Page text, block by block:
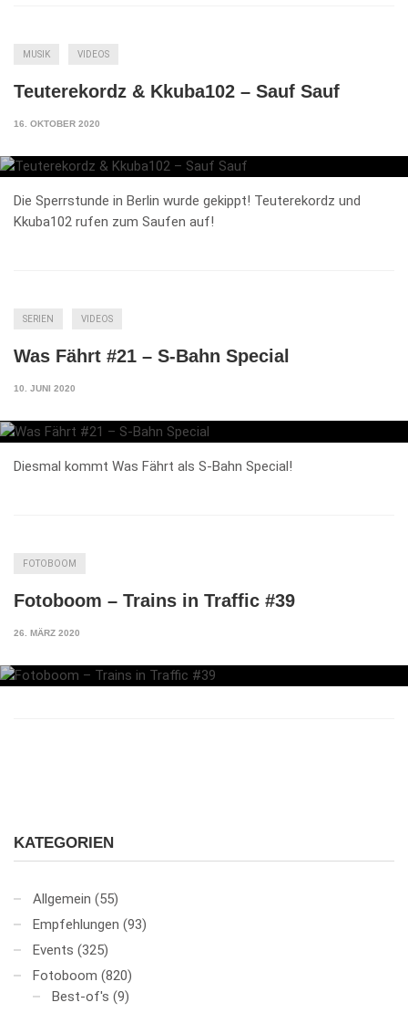
MUSIK VIDEOS
Teuterekordz & Kkuba102 – Sauf Sauf
16. OKTOBER 2020
Die Sperrstunde in Berlin wurde gekippt! Teuterekordz und
Kkuba102 rufen zum Saufen auf!
SERIEN VIDEOS
Was Fährt #21 – S-Bahn Special
10. JUNI 2020
Diesmal kommt Was Fährt als S-Bahn Special!
FOTOBOOM
Fotoboom – Trains in Traffic #39
26. MÄRZ 2020
KATEGORIEN
Allgemein (55)
Empfehlungen (93)
Events (325)
Fotoboom (820)
Best-of's (9)